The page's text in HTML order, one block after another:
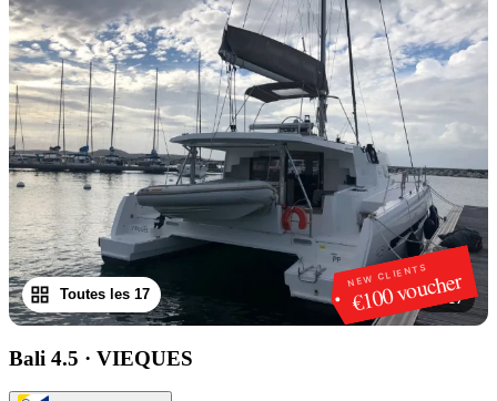
NEW CLIENTS
€100 voucher
1/17
Toutes les 17
Bali 4.5 · VIEQUES